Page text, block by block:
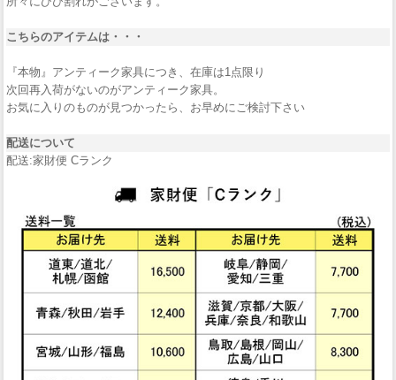
こちらのアイテムは・・・
『本物』アンティーク家具につき、在庫は1点限り
次回再入荷がないのがアンティーク家具。
お気に入りのものが見つかったら、お早めにご検討下さい
配送について
配送:家財便 Cランク